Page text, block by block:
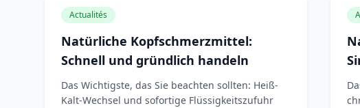
Actualités
Natürliche Kopfschmerzmittel:
Schnell und gründlich handeln
Das Wichtigste, das Sie beachten sollten: Heiß-
Kalt-Wechsel und sofortige Flüssigkeitszufuhr